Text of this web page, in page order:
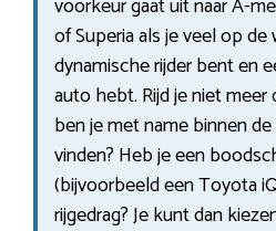
of Superia als je veel op de
dynamische rijder bent en
auto hebt. Rijd je niet
ben je met name binnen
vinden? Heb je een
(bijvoorbeeld een Toyota
rijgedrag? Je kunt dan